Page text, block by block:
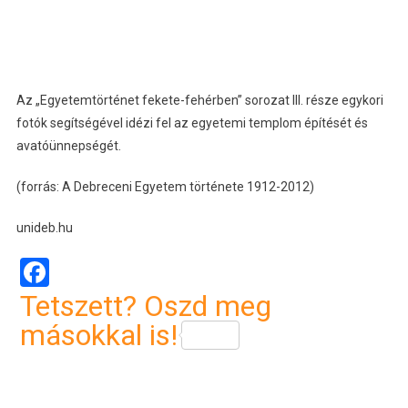
Az „Egyetemtörténet fekete-fehérben” sorozat III. része egykori
fotók segítségével idézi fel az egyetemi templom építését és
avatóünnepségét.
(forrás: A Debreceni Egyetem története 1912-2012)
unideb.hu
Facebook
Tetszett? Oszd meg
másokkal is!